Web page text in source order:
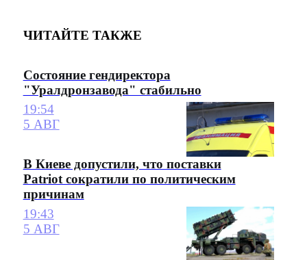
ЧИТАЙТЕ ТАКЖЕ
Состояние гендиректора
"Уралдронзавода" стабильно
19:54
5 АВГ
В Киеве допустили, что поставки
Patriot сократили по политическим
причинам
19:43
5 АВГ